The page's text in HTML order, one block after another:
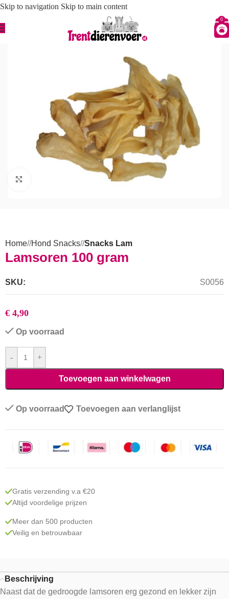
Skip to navigation Skip to main content
0
Home/ Hond Snacks/ Snacks Lam
Lamsoren 100 gram
SKU: S0056
€ 4,90
Op voorraad
- +
Toevoegen aan winkelwagen
Op voorraad Toevoegen aan verlanglijst
Gratis verzending v.a €20
Altijd voordelige prijzen
Meer dan 500 producten
Veilig en betrouwbaar
Beschrijving
Naast dat de gedroogde lamsoren erg gezond en lekker zijn